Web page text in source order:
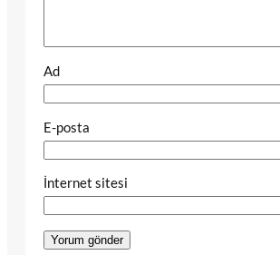
Ad
E-posta
İnternet sitesi